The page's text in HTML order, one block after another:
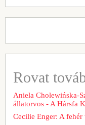
Rovat
Aniela Cholewińska-
állatorvos - A Hársfa
Cecilie Enger: A fehér